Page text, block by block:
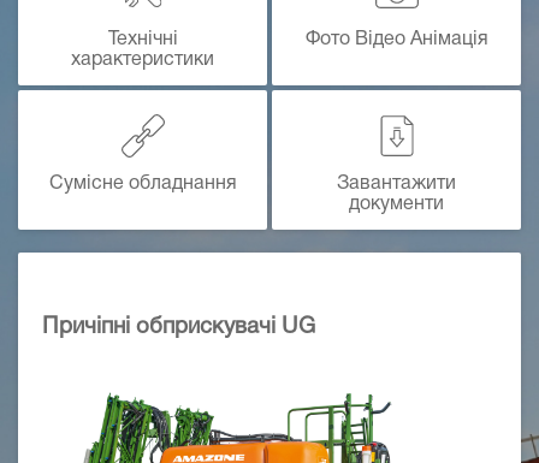
Технічні
характеристики
Фото Відео Анімація
Сумісне обладнання
Завантажити
документи
Причіпні обприскувачі UG